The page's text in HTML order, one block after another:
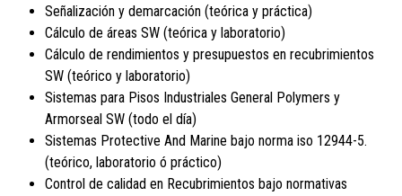
Señalización y demarcación (teórica y práctica)
Cálculo de áreas SW (teórica y laboratorio)
Cálculo de rendimientos y presupuestos en recubrimientos
SW (teórico y laboratorio)
Sistemas para Pisos Industriales General Polymers y
Armorseal SW (todo el día)
Sistemas Protective And Marine bajo norma iso 12944-5.
(teórico, laboratorio ó práctico)
Control de calidad en Recubrimientos bajo normativas